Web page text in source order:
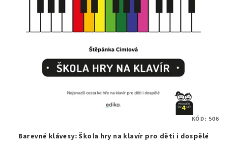
Barevné klávesy: Škola hry na klavír pro děti i dospělé
KÓD: 506